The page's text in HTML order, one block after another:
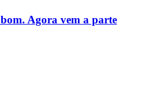
Agora vem a parte